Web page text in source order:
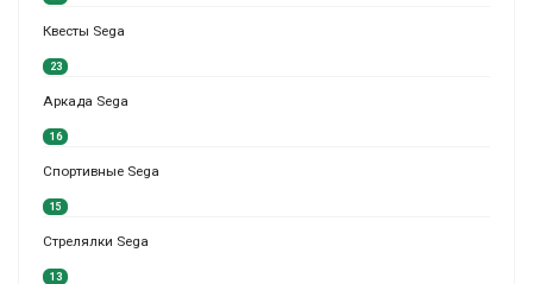
Квесты Sega
23
Аркада Sega
16
Спортивные Sega
15
Стрелялки Sega
13